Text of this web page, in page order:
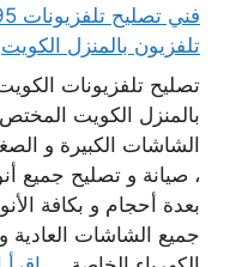
تلفزيون بالمنزل الكويت
تصليح تلفزيونات
بالمنزل الكويت
الشاشات الكبيرة و
، صيانة و تصليح جميع
بعدة أحجام و بكافة
جميع الشاشات